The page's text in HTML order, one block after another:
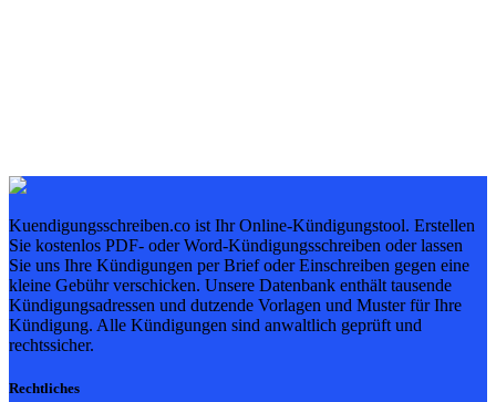
Kuendigungsschreiben.co ist Ihr Online-Kündigungstool. Erstellen
Sie kostenlos PDF- oder Word-Kündigungsschreiben oder lassen
Sie uns Ihre Kündigungen per Brief oder Einschreiben gegen eine
kleine Gebühr verschicken. Unsere Datenbank enthält tausende
Kündigungsadressen und dutzende Vorlagen und Muster für Ihre
Kündigung. Alle Kündigungen sind anwaltlich geprüft und
rechtssicher.
Rechtliches